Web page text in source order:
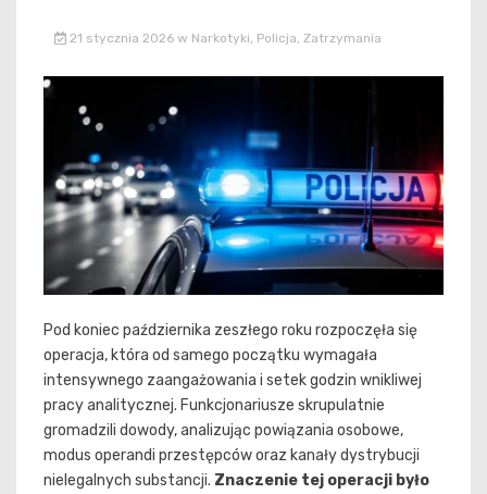
21 stycznia 2026 w Narkotyki, Policja, Zatrzymania
Pod koniec października zeszłego roku rozpoczęła się
operacja, która od samego początku wymagała
intensywnego zaangażowania i setek godzin wnikliwej
pracy analitycznej. Funkcjonariusze skrupulatnie
gromadzili dowody, analizując powiązania osobowe,
modus operandi przestępców oraz kanały dystrybucji
nielegalnych substancji. Znaczenie tej operacji było